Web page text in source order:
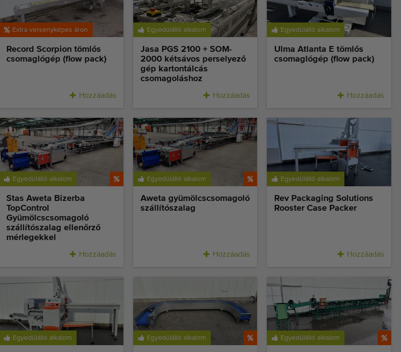
Extra versenyképes áron
Record Scorpion tömlős
csomaglógép (flow pack)
Hozzáadás
Egyedülálló alkalom
Jasa PGS 2100 + SOM-
2000 kétsávos perselyező
gép kartontálcás
csomagoláshoz
Hozzáadás
Egyedülálló alkalom
Ulma Atlanta E tömlős
csomaglógép (flow pack)
Hozzáadás
Egyedülálló alkalom
Stas Aweta Bizerba
TopControl
Gyümölcscsomagoló
szállítószalag ellenőrző
mérlegekkel
Hozzáadás
Egyedülálló alkalom
Aweta gyümölcscsomagoló
szállítószalag
Hozzáadás
Egyedülálló alkalom
Rev Packaging Solutions
Rooster Case Packer
Hozzáadás
Egyedülálló alkalom Egyedülálló alkalom Egyedülálló alkalom